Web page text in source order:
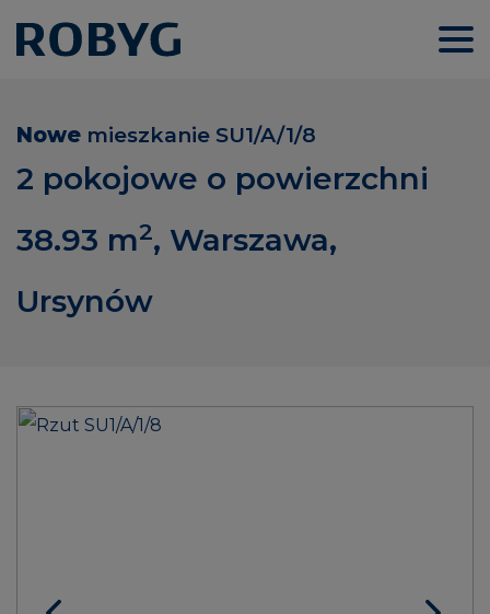
Nowe mieszkanie SU1/A/1/8
2 pokojowe o powierzchni
38.93 m2, Warszawa,
Ursynów